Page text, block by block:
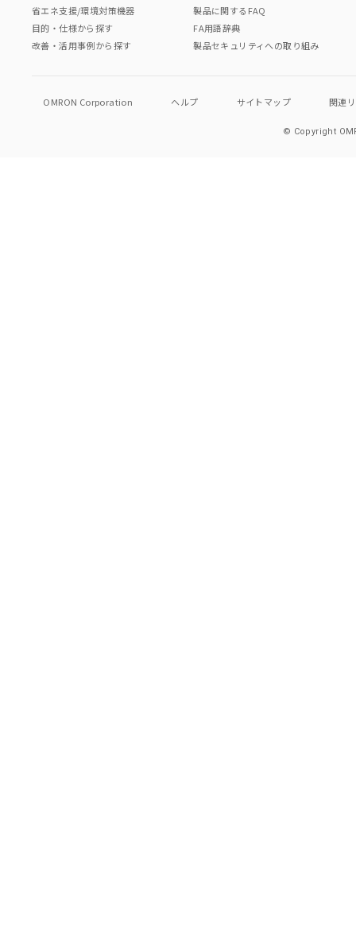
省エネ支援/環境対策機器
目的・仕様から探す
改善・活用事例から探す
製品に関するFAQ
FA用語辞典
製品セキュリティへの取り組み
OMRON Corporation ヘルプ サイトマップ 関連
© Copyright